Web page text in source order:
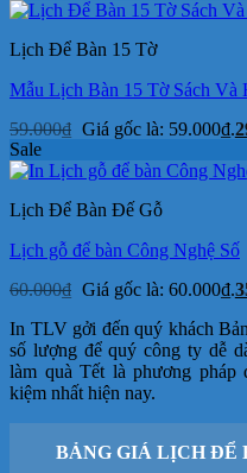
Lịch Để Bàn 15 Tờ
Mẫu Lịch Bàn 15 Tờ Sách Và
59.000₫ Giá gốc là: 59.000₫.
Sale
Lịch Để Bàn Đế Gỗ
Lịch gỗ để bàn Công Nghệ Số
60.000₫ Giá gốc là: 60.000₫.
In TLV gởi đến quý khách
số lượng để quý công ty dễ
làm quà Tết là phương
kiệm nhất hiện nay.
BẢNG GIÁ LỊCH ĐỂ